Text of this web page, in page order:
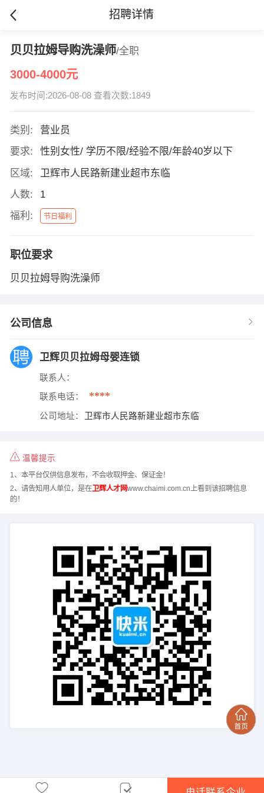
招聘详情
贝贝拉姆导购洗澡师/全职
3000-4000元
发布时间:2026-08-08 查看次数:1849
类别:
营业员
要求:
性别女性/ 学历不限/经验不限/年龄40岁以下
区域:
卫辉市人民路新建业超市东临
人数:
1
福利:
节日福利
职位要求
贝贝拉姆导购洗澡师
公司信息
卫辉贝贝拉姆母婴连锁
联系人：
联系电话： ****
公司地址： 卫辉市人民路新建业超市东临
温馨提示
1、本平台仅供信息发布，不会收取押金、保证金！
2、请告知用人单位，是在卫辉人才网www.chaimi.com.cn上看到该招聘信息
的！